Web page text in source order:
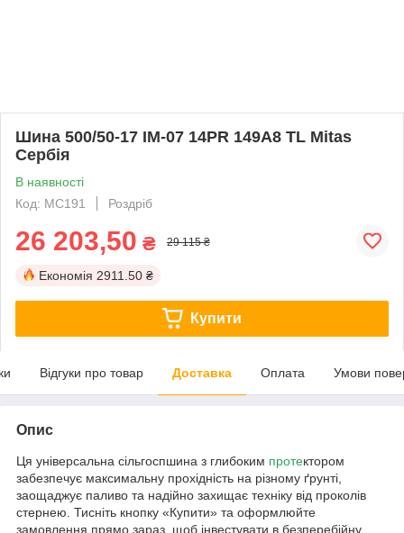
Шина 500/50-17 IM-07 14PR 149A8 TL Mitas
Сербія
В наявності
Код: MC191
Роздріб
26 203,50 ₴ 29 115 ₴
Економія 2911.50 ₴
Купити
Відгуки про товар Доставка Оплата Умови
Опис
Ця універсальна сільгоспшина з глибоким протектором
забезпечує максимальну прохідність на різному ґрунті,
заощаджує паливо та надійно захищає техніку від проколів
стернею. Тисніть кнопку «Купити» та оформлюйте
замовлення прямо зараз, щоб інвестувати в безперебійну